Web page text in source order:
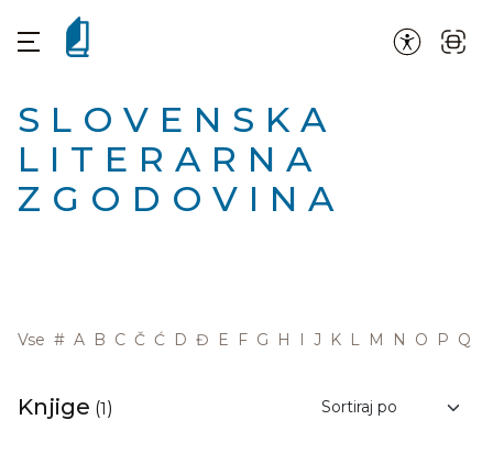
SLOVENSKA
LITERARNA
ZGODOVINA
Vse # A B C Č Ć D Đ E F G H I J K L M N O P Q
Knjige (1)